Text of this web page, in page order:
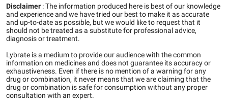
Disclaimer :The information produced here is best of our knowledge
and experience and we have tried our best to make it as accurate
and up-to-date as possible, but we would like to request that it
should not be treated as a substitute for professional advice,
diagnosis or treatment.
Lybrate is a medium to provide our audience with the common
information on medicines and does not guarantee its accuracy or
exhaustiveness. Even if there is no mention of a warning for any
drug or combination, it never means that we are claiming that the
drug or combination is safe for consumption without any proper
consultation with an expert.